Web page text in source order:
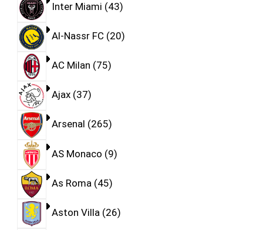
Inter Miami 43
Al-Nassr FC 20
AC Milan 75
Ajax 37
Arsenal 265
AS Monaco 9
As Roma 45
Aston Villa 26